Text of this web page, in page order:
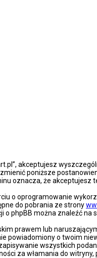
akceptujesz
poniższe
oznacza, że
o oprogramowanie
do pobrania ze strony
o phpBB można znaleźć na
prawem lub
o twoim
wszystkich
za włamania do